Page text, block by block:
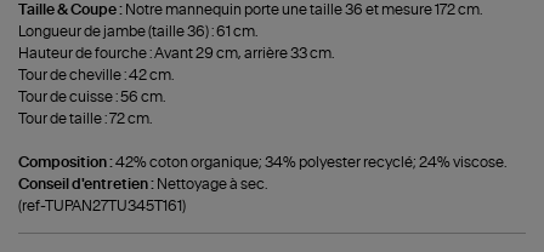
Taille & Coupe : Notre mannequin porte une taille 36 et mesure 172 cm.
Longueur de jambe (taille 36) : 61 cm.
Hauteur de fourche : Avant 29 cm, arrière 33 cm.
Tour de cheville : 42 cm.
Tour de cuisse : 56 cm.
Tour de taille : 72 cm.
Composition :42% coton organique; 34% polyester recyclé; 24% viscose.
Conseil d'entretien : Nettoyage à sec.
(ref-TUPAN27TU345T161)